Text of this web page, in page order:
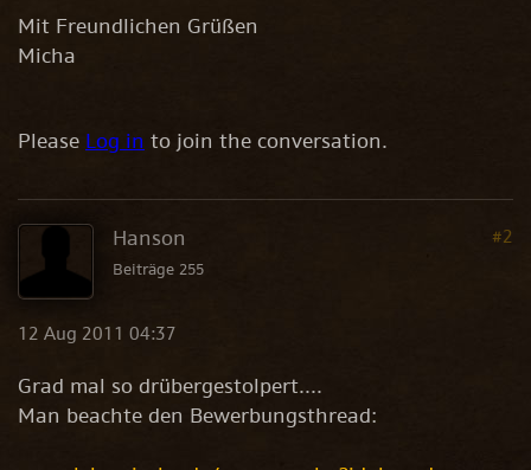
Mit Freundlichen Grüßen
Micha
Please Log in to join the conversation.
Hanson
Beiträge 255
12 Aug 2011 04:37
#2
Grad mal so drübergestolpert....
Man beachte den Bewerbungsthread: